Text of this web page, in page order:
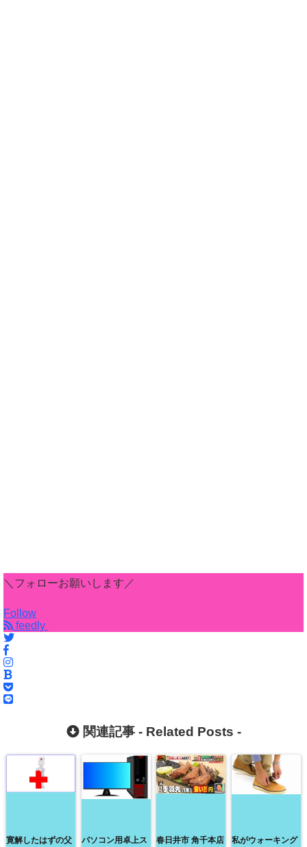
＼フォローお願いします／
Follow
feedly
関連記事 - Related Posts -
寛解したはずの父 パソコン用卓上ス 春日井市 角千本店 私がウォーキング